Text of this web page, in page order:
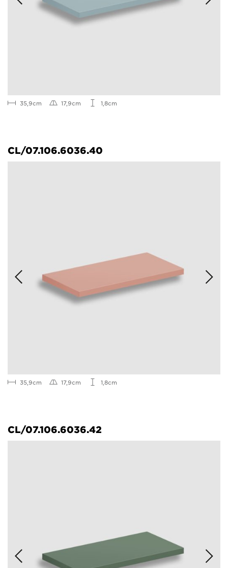
35,9cm 17,9cm 1,8cm
CL/07.106.6036.40
35,9cm 17,9cm 1,8cm
CL/07.106.6036.42